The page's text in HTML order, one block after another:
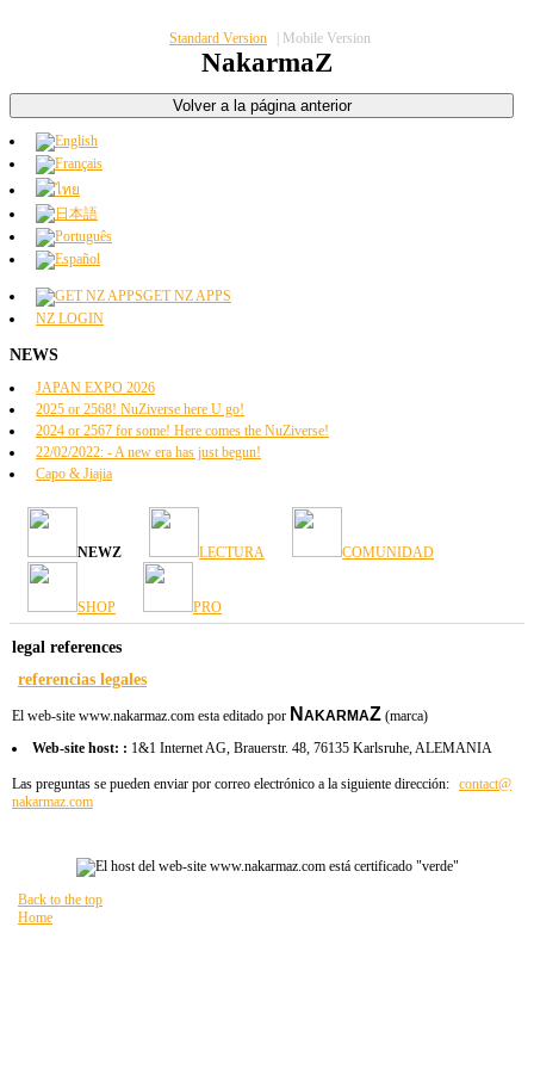
Standard Version Mobile Version
NakarmaZ
GET NZ APPS
NZ LOGIN
NEWS
JAPAN EXPO 2026
2025 or 2568! NuZiverse here U go!
2024 or 2567 for some! Here comes the NuZiverse!
22/02/2022: - A new era has just begun!
Capo & Jiajia
NEWZ LECTURA COMUNIDAD
SHOP PRO
legal references
referencias legales
El web-site www.nakarmaz.com esta editado por N AKARMAZ (marca)
Web-site host: : 1&1 Internet AG, Brauerstr. 48, 76135 Karlsruhe, ALEMANIA
Las preguntas se pueden enviar por correo electrónico a la siguiente dirección: contact​@
nakarmaz.com
Back to the top
Home